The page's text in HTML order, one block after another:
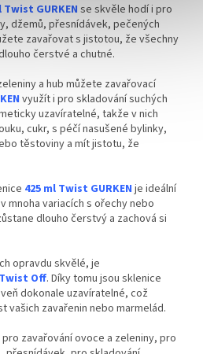
Twist GURKEN se skvěle hodí i pro
džemů, přesnídávek, pečených
zavařovat s jistotou, že všechny
čerstvé a chutné.
a hub můžete zavařovací
využít i pro skladování suchých
uzavíratelné, takže v nich
cukr, s péčí nasušené bylinky,
těstoviny a mít jistotu, že
425 ml Twist GURKEN je ideální
mnoha variacích s ořechy nebo
dlouho čerstvý a zachová si
opravdu skvělé, je
Off. Díky tomu jsou sklenice
dokonale uzavíratelné, což
vašich zavařenin nebo marmelád.
zavařování ovoce a zeleniny, pro